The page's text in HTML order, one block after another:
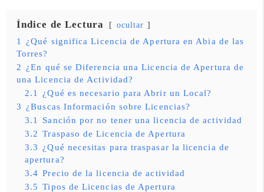
Índice de Lectura ocultar
1
¿Qué significa Licencia de Apertura en Abia de las
Torres?
2 ¿En qué se Diferencia una Licencia de Apertura de
una Licencia de Actividad?
2.1
¿Qué es necesario para Abrir un Local?
3 ¿Buscas Información sobre Licencias?
3.1
Sanción por no tener una licencia de actividad
3.2 Traspaso de Licencia de Apertura
3.3 ¿Qué necesitas para traspasar la licencia de
apertura?
3.4 Precio de la licencia de actividad
3.5 Tipos de Licencias de Apertura